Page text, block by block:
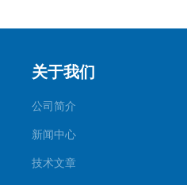
关于我们
公司简介
新闻中心
技术文章